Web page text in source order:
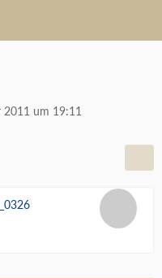
2011 um 19:11